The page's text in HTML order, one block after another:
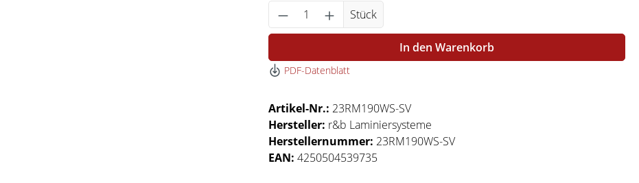
Produkt Anzahl: Gib den gewünschten Wert ein
Stück
In den Warenkorb
PDF-Datenblatt
Artikel-Nr.: 23RM190WS-SV
Hersteller: r&b Laminiersysteme
Herstellernummer: 23RM190WS-SV
EAN: 4250504539735